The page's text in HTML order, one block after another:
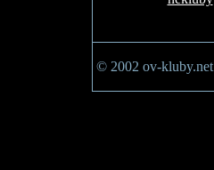
© 2002 ov-kluby.net